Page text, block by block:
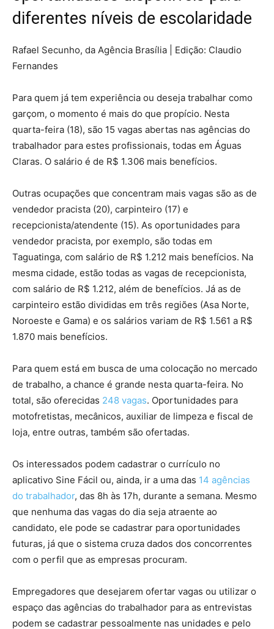
diferentes níveis de escolaridade
Rafael Secunho, da Agência Brasília | Edição: Claudio
Fernandes
Para quem já tem experiência ou deseja trabalhar como
garçom, o momento é mais do que propício. Nesta
quarta-feira (18), são 15 vagas abertas nas agências do
trabalhador para estes profissionais, todas em Águas
Claras. O salário é de R$ 1.306 mais benefícios.
Outras ocupações que concentram mais vagas são as de
vendedor pracista (20), carpinteiro (17) e
recepcionista/atendente (15). As oportunidades para
vendedor pracista, por exemplo, são todas em
Taguatinga, com salário de R$ 1.212 mais benefícios. Na
mesma cidade, estão todas as vagas de recepcionista,
com salário de R$ 1.212, além de benefícios. Já as de
carpinteiro estão divididas em três regiões (Asa Norte,
Noroeste e Gama) e os salários variam de R$ 1.561 a R$
1.870 mais benefícios.
Para quem está em busca de uma colocação no mercado
de trabalho, a chance é grande nesta quarta-feira. No
total, são oferecidas 248 vagas. Oportunidades para
motofretistas, mecânicos, auxiliar de limpeza e fiscal de
loja, entre outras, também são ofertadas.
Os interessados podem cadastrar o currículo no
aplicativo Sine Fácil ou, ainda, ir a uma das 14 agências
do trabalhador, das 8h às 17h, durante a semana. Mesmo
que nenhuma das vagas do dia seja atraente ao
candidato, ele pode se cadastrar para oportunidades
futuras, já que o sistema cruza dados dos concorrentes
com o perfil que as empresas procuram.
Empregadores que desejarem ofertar vagas ou utilizar o
espaço das agências do trabalhador para as entrevistas
podem se cadastrar pessoalmente nas unidades e pelo